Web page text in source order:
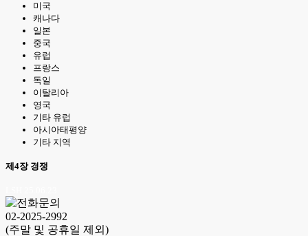
미국
캐나다
일본
중국
유럽
프랑스
독일
이탈리아
영국
기타 유럽
아시아태평양
기타 지역
제4장 경쟁
02-2025-2992
(주말 및 공휴일 제외)